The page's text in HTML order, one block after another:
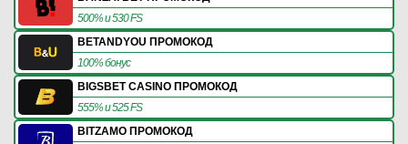
500% и 530 FS
BETANDYOU ПРОМОКОД
100% бонус
BIGSBET CASINO ПРОМОКОД
555% и 525 FS
BITZAMO ПРОМОКОД